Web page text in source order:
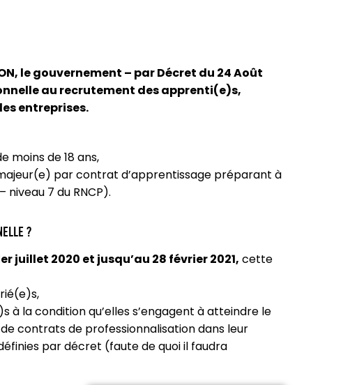
le gouvernement – par Décret du 24 Août
au recrutement des apprenti(e)s,
entreprises.
moins de 18 ans,
par contrat d’apprentissage préparant à
niveau 7 du RNCP).
?
juillet 2020 et jusqu’au 28 février 2021, cette
à la condition qu’elles s’engagent à atteindre le
contrats de professionnalisation dans leur
par décret (faute de quoi il faudra